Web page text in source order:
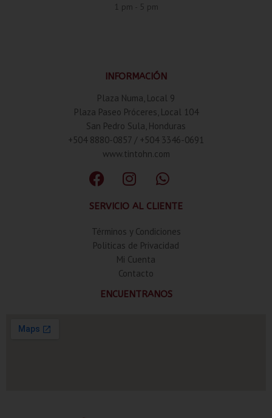
1 pm - 5 pm
INFORMACIÓN
Plaza Numa, Local 9
Plaza Paseo Próceres, Local 104
San Pedro Sula, Honduras
+504 8880-0857 / +504 3346-0691
www.tintohn.com
SERVICIO AL CLIENTE
Términos y Condiciones
Politicas de Privacidad
Mi Cuenta
Contacto
ENCUENTRANOS